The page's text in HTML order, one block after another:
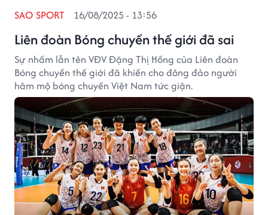
Liên đoàn Bóng chuyền thế giới đã sai
SAO SPORT 16/08/2025 - 13:56
Sự nhầm lẫn tên VĐV Đặng Thị Hồng của Liên đoàn
Bóng chuyền thế giới đã khiến cho đông đảo người
hâm mộ bóng chuyền Việt Nam tức giận.